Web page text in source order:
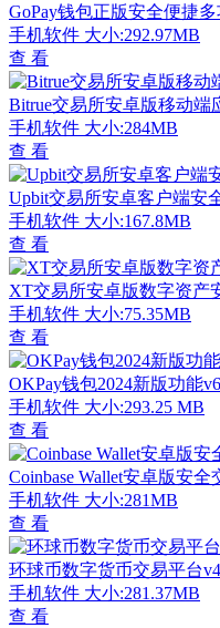
GoPay钱包正版安全便捷
手机软件 大小:292.97MB
查 看
Bitrue交易所安卓版移动端
手机软件 大小:284MB
查 看
Upbit交易所安卓客户端安
手机软件 大小:167.8MB
查 看
XT交易所安卓版数字资产
手机软件 大小:75.35MB
查 看
OKPay钱包2024新版功能
手机软件 大小:293.25 MB
查 看
Coinbase Wallet安卓版安
手机软件 大小:281MB
查 看
环球币数字货币交易平台
手机软件 大小:281.37MB
查 看